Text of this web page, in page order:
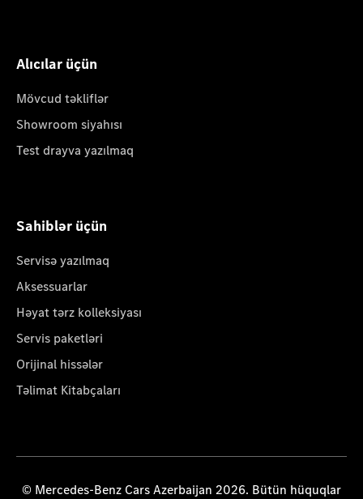
Alıcılar üçün
Mövcud təkliflər
Showroom siyahısı
Test drayva yazılmaq
Sahiblər üçün
Servisə yazılmaq
Aksessuarlar
Həyat tərz kolleksiyası
Servis paketləri
Orijinal hissələr
Təlimat Kitabçaları
© Mercedes-Benz Cars Azerbaijan 2026. Bütün hüquqlar